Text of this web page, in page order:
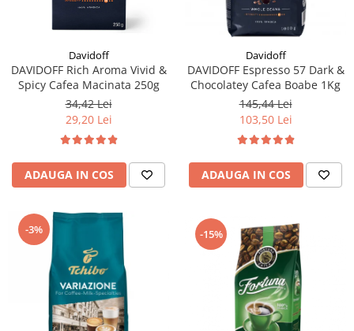
Davidoff
DAVIDOFF Rich Aroma Vivid &
Spicy Cafea Macinata 250g
34,42 Lei
29,20 Lei
ADAUGA IN COS
Davidoff
DAVIDOFF Espresso 57 Dark &
Chocolatey Cafea Boabe 1Kg
145,44 Lei
103,50 Lei
ADAUGA IN COS
-3% -15%